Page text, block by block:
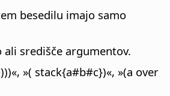
besedilu imajo samo
središče argumentov.
»( stack{a#b#c})«, »(a over